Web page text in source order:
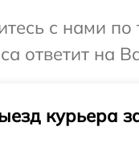
с нами по
ответит на
курьера